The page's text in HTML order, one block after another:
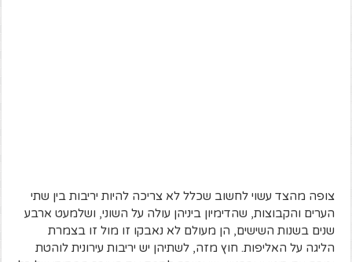
צופה מהצד עשוי לחשוב שכלל לא צריכה להיות יריבות בין שתי
הערים והקבוצות, שהדימיון ביניהן עולה על השוני, ושלמעט ארבע
שנים בשנות השישים, הן מעולם לא נאבקו זו מול זו בצמרת
הליגה על האליפות. חוץ מזה, לשתיהן יש יריבות עירונית לוהטת